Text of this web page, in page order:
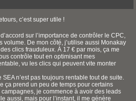
c’est super utile !
sur l’importance de contrôler le CPC,
volume. De mon côté, j’utilise aussi Monakay
clics frauduleux. À 17 € par mois, ça me
contrôle tout en optimisant mes
vu les clics qui peuvent vite monter
n’est pas toujours rentable tout de suite.
ça prend un peu de temps pour certains
je commence à avoir des leads
aussi, mais pour l’instant, il me génère